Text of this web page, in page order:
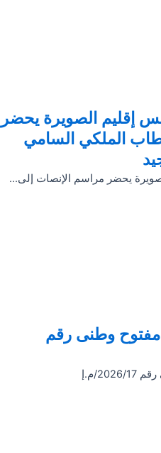
إقليم الصويرة يحضر
الملكي السامي
يحضر مراسم الإنصات إلى...
وطنى رقم
م.إ